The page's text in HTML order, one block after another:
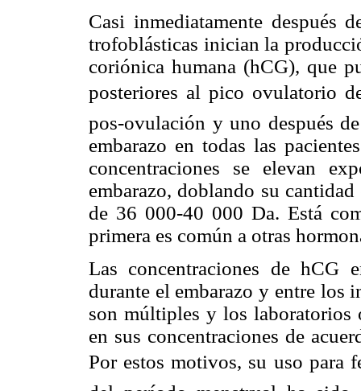
Casi inmediatamente después
trofoblásticas inician la
coriónica humana (hCG), que
posteriores al pico ovulatorio
pos-ovulación y uno después
embarazo en todas las
concentraciones se elevan
embarazo, doblando su
de 36 000-40 000 Da. Está
primera es común a otras
Las concentraciones de hCG
durante el embarazo y entre los
son múltiples y los laboratorios
en sus concentraciones de
Por estos motivos, su uso para